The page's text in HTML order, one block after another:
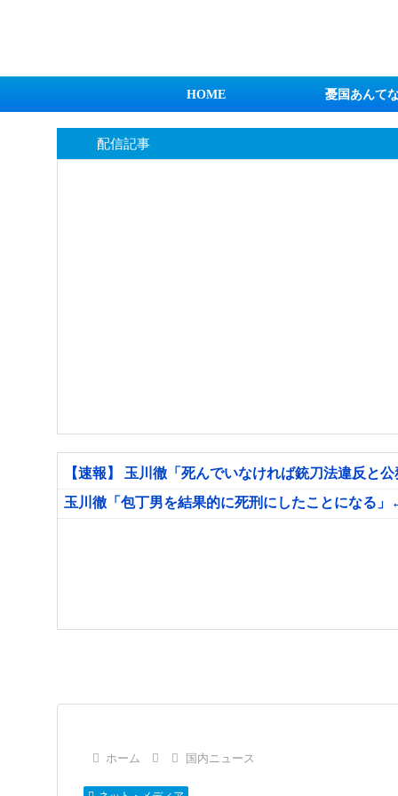
HOME 憂国あんて
配信記事
【速報】 玉川徹「死んでいなければ銃刀法違反と
玉川徹「包丁男を結果的に死刑にしたことになる
ホーム 国内ニュース